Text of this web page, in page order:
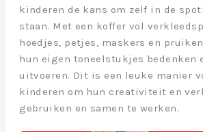
kinderen de kans om zelf in de
staan. Met een koffer vol
hoedjes, petjes, maskers en
hun eigen toneelstukjes bedenken
uitvoeren. Dit is een leuke manier
kinderen om hun creativiteit en
gebruiken en samen te werken.